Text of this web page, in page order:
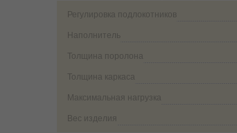
Регулировка подлокотников
Наполнитель
Толщина поролона
Толщина каркаса
Максимальная нагрузка
Вес изделия